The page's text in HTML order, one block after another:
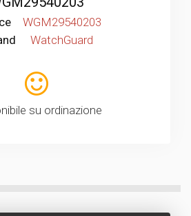
WGM29540203
WatchGuard
su ordinazione